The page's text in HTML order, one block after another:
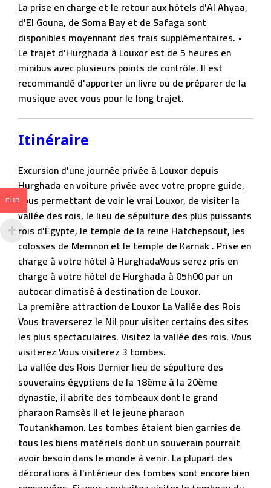
La prise en charge et le retour aux hôtels d'Al Ahyaa,
d'El Gouna, de Soma Bay et de Safaga sont
disponibles moyennant des frais supplémentaires. •
Le trajet d'Hurghada à Louxor est de 5 heures en
minibus avec plusieurs points de contrôle. Il est
recommandé d'apporter un livre ou de préparer de la
musique avec vous pour le long trajet.
Itinéraire
Excursion d'une journée privée à Louxor depuis
Hurghada en voiture privée avec votre propre guide,
vous permettant de voir le vrai Louxor, de visiter la
vallée des rois, le lieu de sépulture des plus puissants
rois d'Égypte, le temple de la reine Hatchepsout, les
colosses de Memnon et le temple de Karnak . Prise en
charge à votre hôtel à HurghadaVous serez pris en
charge à votre hôtel de Hurghada à 05h00 par un
autocar climatisé à destination de Louxor.
La première attraction de Louxor La Vallée des Rois
Vous traverserez le Nil pour visiter certains des sites
les plus spectaculaires. Visitez la vallée des rois. Vous
visiterez Vous visiterez 3 tombes.
La vallée des Rois Dernier lieu de sépulture des
souverains égyptiens de la 18ème à la 20ème
dynastie, il abrite des tombeaux dont le grand
pharaon Ramsès II et le jeune pharaon
Toutankhamon. Les tombes étaient bien garnies de
tous les biens matériels dont un souverain pourrait
avoir besoin dans le monde à venir. La plupart des
décorations à l'intérieur des tombes sont encore bien
EUR